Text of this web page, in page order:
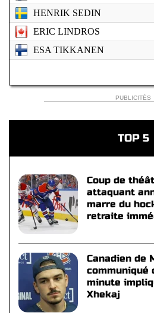
HENRIK SEDIN
ERIC LINDROS
ESA TIKKANEN
PUBLICITÉS
TOP 5
Coup de
attaquant
marre du
retraite
Canadien de
communiqué
minute
Xhekaj